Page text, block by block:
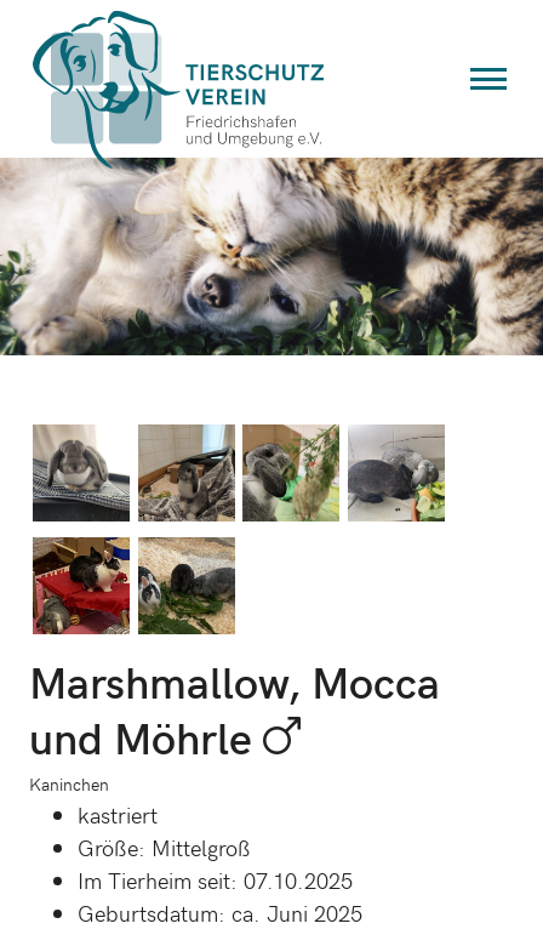
Marshmallow, Mocca
und Möhrle
Kaninchen
kastriert
Größe: Mittelgroß
Im Tierheim seit: 07.10.2025
Geburtsdatum: ca. Juni 2025